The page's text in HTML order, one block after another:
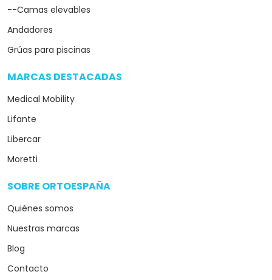
--Camas elevables
Andadores
Grúas para piscinas
MARCAS DESTACADAS
Medical Mobility
Lifante
Libercar
Moretti
SOBRE ORTOESPAÑA
Quiénes somos
Nuestras marcas
Blog
Contacto